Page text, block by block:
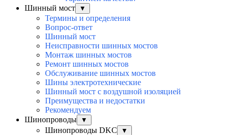
Шинный мост
▼
Термины и определения
Вопрос-ответ
Шинный мост
Неисправности шинных мостов
Монтаж шинных мостов
Ремонт шинных мостов
Обслуживание шинных мостов
Шины электротехнические
Шинный мост с воздушной изоляцией
Преимущества и недостатки
Рекомендуем
Шинопроводы
▼
Шинопроводы DKC ▼